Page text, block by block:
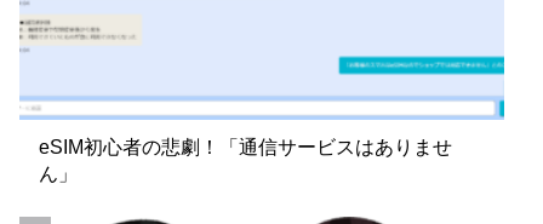
eSIM初心者の悲劇！「通信サービスはありませ
ん」